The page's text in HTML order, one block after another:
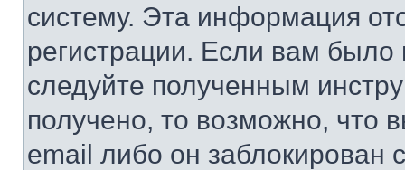
систему. Эта информация
регистрации. Если вам
следуйте полученным
получено, то возможно, что
email либо он